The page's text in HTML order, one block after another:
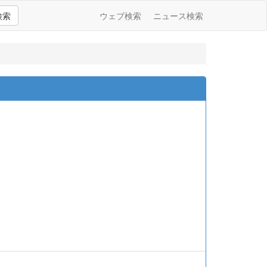
索 ウェブ検索 ニュース検索